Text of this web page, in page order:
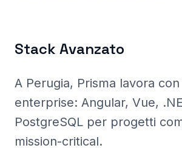
Stack Avanzato
A Perugia, Prisma lavora
enterprise: Angular, Vue,
PostgreSQL per progetti
mission-critical.